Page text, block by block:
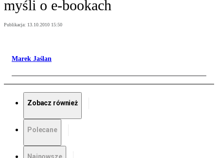
myśli o e-bookach
Publikacja: 13.10.2010 15:50
Marek Jaślan
Zobacz również
Polecane